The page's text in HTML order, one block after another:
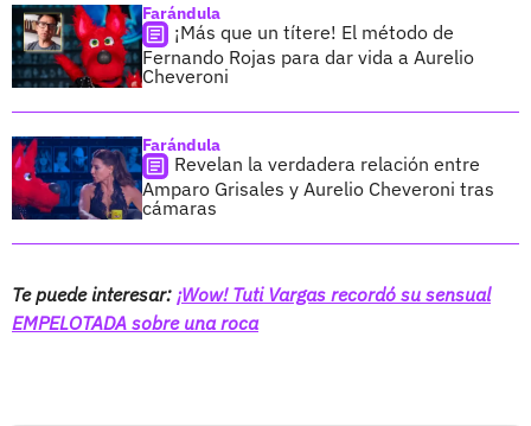
Farándula
¡Más que un títere! El método de
Fernando Rojas para dar vida a Aurelio
Cheveroni
Farándula
Revelan la verdadera relación entre
Amparo Grisales y Aurelio Cheveroni tras
cámaras
Te puede interesar: ¡Wow! Tuti Vargas recordó su sensual
EMPELOTADA sobre una roca